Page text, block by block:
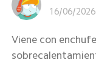
16/06/
Viene con